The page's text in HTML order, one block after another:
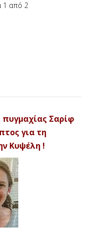
1 από 2
Σαρίφ
για τη
Κυψέλη !